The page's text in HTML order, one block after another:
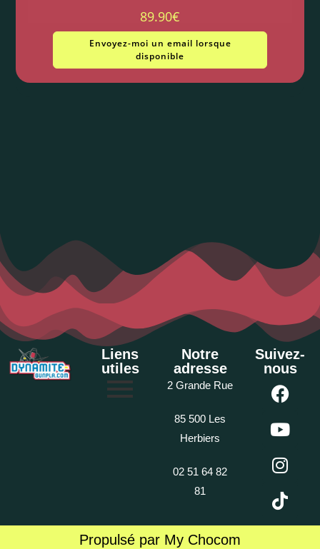
89.90€
Envoyez-moi un email lorsque
disponible
Liens
utiles
Notre
adresse
2 Grande Rue
85 500 Les
Herbiers
02 51 64 82
81
Suivez-
nous
Propulsé par My Chocom